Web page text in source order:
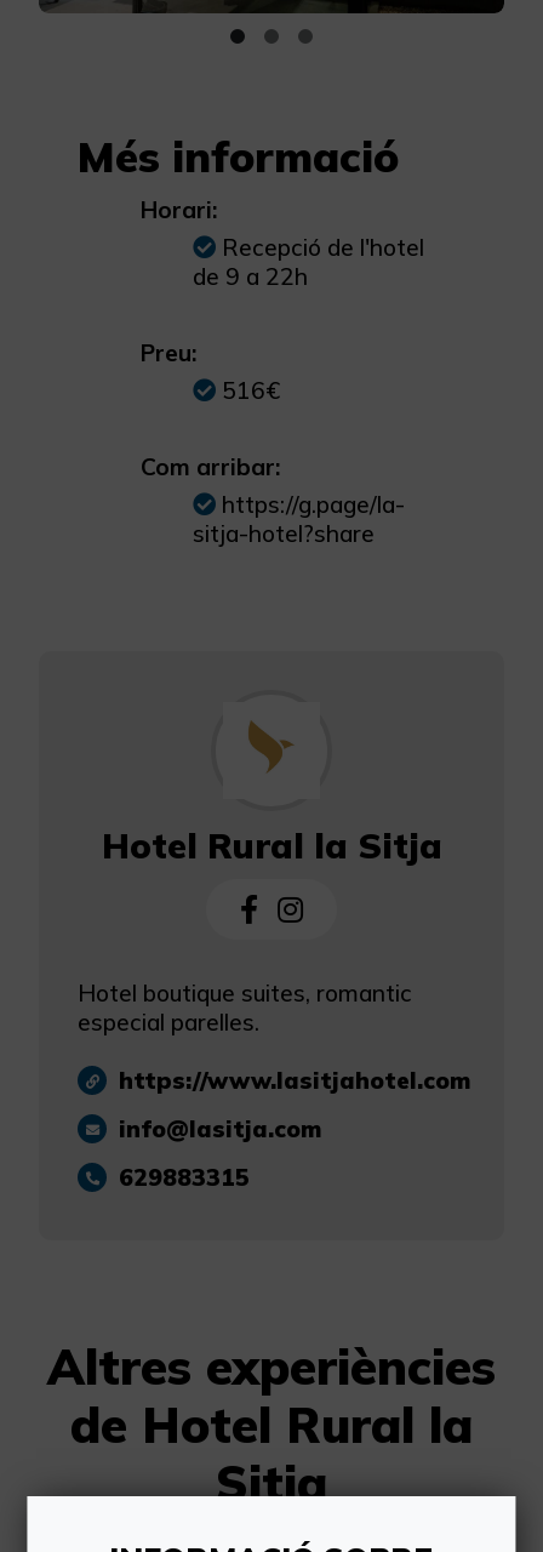
Més informació
Horari:
Recepció de l'hotel
de 9 a 22h
Preu:
516€
Com arribar:
https://g.page/la-
sitja-hotel?share
Hotel Rural la Sitja
Hotel boutique suites, romantic
especial parelles.
https://www.lasitjahotel.com
info@lasitja.com
629883315
Altres experiències
de Hotel Rural la
Sitja